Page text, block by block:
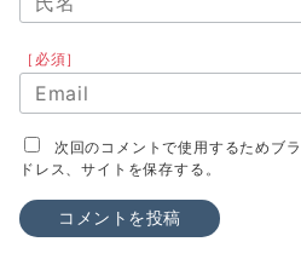
［必須］
次回のコメントで使用するためブ
ドレス、サイトを保存する。